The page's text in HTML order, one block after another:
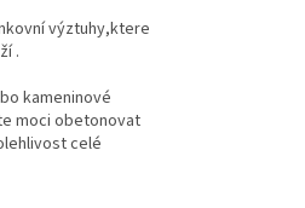
výztuhy,ktere
.
kameninové
moci obetonovat
celé